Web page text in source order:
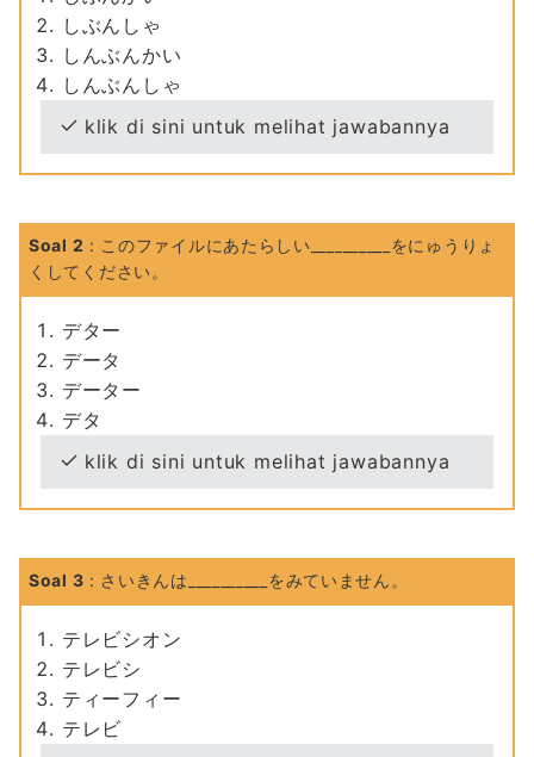
しぶんしゃ
しんぶんかい
しんぶんしゃ
klik di sini untuk melihat jawabannya
Soal 2 : このファイルにあたらしい__________をにゅうりょ
くしてください。
デター
データ
データー
デタ
klik di sini untuk melihat jawabannya
Soal 3 : さいきんは__________をみていません。
テレビシオン
テレビシ
ティーフィー
テレビ